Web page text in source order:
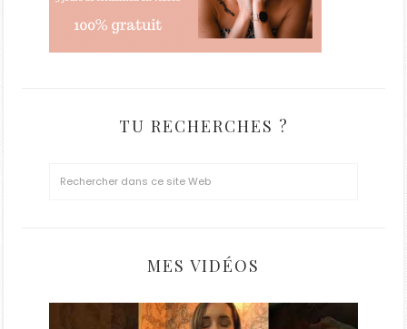
TU RECHERCHES ?
MES VIDÉOS